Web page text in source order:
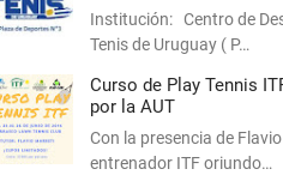
Institución: Centro de
Tenis de Uruguay ( P…
Curso de Play Tennis
por la AUT
Con la presencia de
entrenador ITF oriundo…